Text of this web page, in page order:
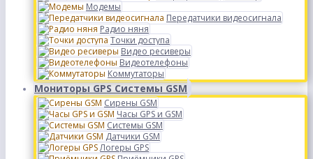
Модемы
Передатчики видеосигнала
Радио няня
Точки доступа
Видео ресиверы
Видеотелефоны
Коммутаторы
Мониторы GPS Системы GSM
Сирены GSM
Часы GPS и GSM
Системы GSM
Датчики GSM
Логеры GPS